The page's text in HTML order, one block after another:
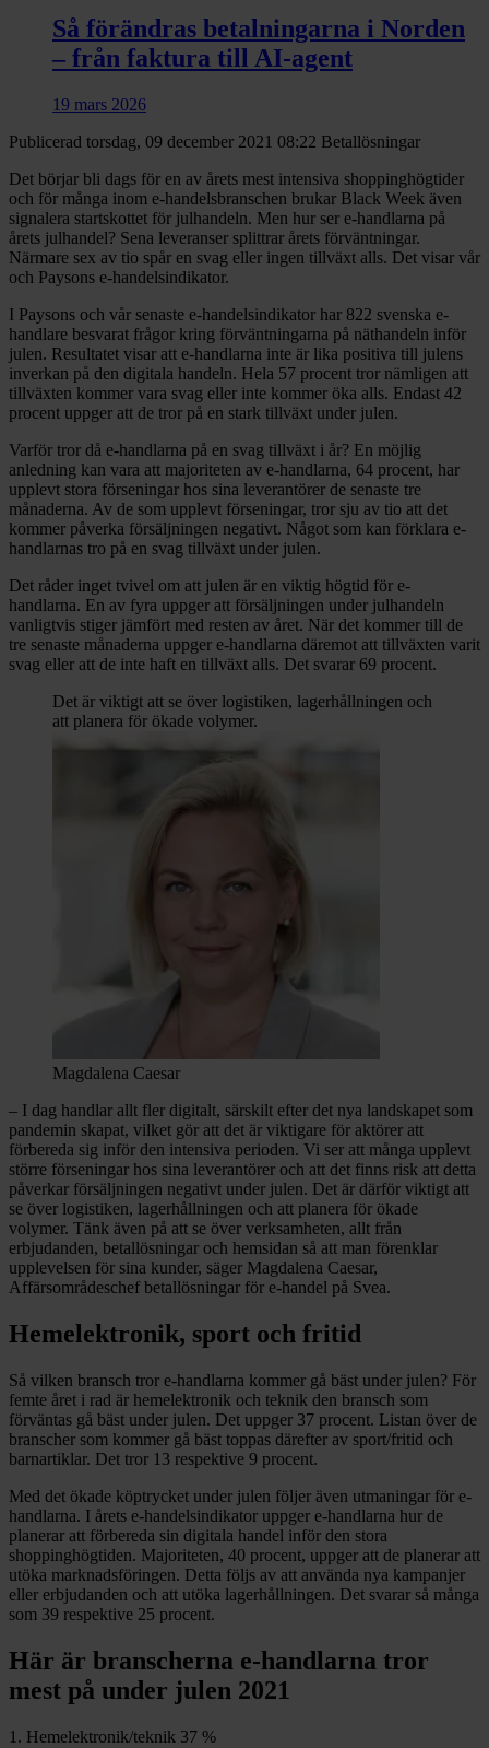
Så förändras betalningarna i Norden
– från faktura till AI-agent
19 mars 2026
Publicerad torsdag, 09 december 2021 08:22 Betallösningar
Det börjar bli dags för en av årets mest intensiva shoppinghögtider
och för många inom e-handelsbranschen brukar Black Week även
signalera startskottet för julhandeln. Men hur ser e-handlarna på
årets julhandel? Sena leveranser splittrar årets förväntningar.
Närmare sex av tio spår en svag eller ingen tillväxt alls. Det visar vår
och Paysons e‑handelsindikator.
I Paysons och vår senaste e-handelsindikator har 822 svenska e-
handlare besvarat frågor kring förväntningarna på näthandeln inför
julen. Resultatet visar att e-handlarna inte är lika positiva till julens
inverkan på den digitala handeln. Hela 57 procent tror nämligen att
tillväxten kommer vara svag eller inte kommer öka alls. Endast 42
procent uppger att de tror på en stark tillväxt under julen.
Varför tror då e-handlarna på en svag tillväxt i år? En möjlig
anledning kan vara att majoriteten av e-handlarna, 64 procent, har
upplevt stora förseningar hos sina leverantörer de senaste tre
månaderna. Av de som upplevt förseningar, tror sju av tio att det
kommer påverka försäljningen negativt. Något som kan förklara e-
handlarnas tro på en svag tillväxt under julen.
Det råder inget tvivel om att julen är en viktig högtid för e-
handlarna. En av fyra uppger att försäljningen under julhandeln
vanligtvis stiger jämfört med resten av året. När det kommer till de
tre senaste månaderna uppger e-handlarna däremot att tillväxten varit
svag eller att de inte haft en tillväxt alls. Det svarar 69 procent.
Det är viktigt att se över logistiken, lagerhållningen och
att planera för ökade volymer.
Magdalena Caesar
– I dag handlar allt fler digitalt, särskilt efter det nya landskapet som
pandemin skapat, vilket gör att det är viktigare för aktörer att
förbereda sig inför den intensiva perioden. Vi ser att många upplevt
större förseningar hos sina leverantörer och att det finns risk att detta
påverkar försäljningen negativt under julen. Det är därför viktigt att
se över logistiken, lagerhållningen och att planera för ökade
volymer. Tänk även på att se över verksamheten, allt från
erbjudanden, betallösningar och hemsidan så att man förenklar
upplevelsen för sina kunder, säger Magdalena Caesar,
Affärsområdeschef betallösningar för e-handel på Svea.
Hemelektronik, sport och fritid
Så vilken bransch tror e-handlarna kommer gå bäst under julen? För
femte året i rad är hemelektronik och teknik den bransch som
förväntas gå bäst under julen. Det uppger 37 procent. Listan över de
branscher som kommer gå bäst toppas därefter av sport/fritid och
barnartiklar. Det tror 13 respektive 9 procent.
Med det ökade köptrycket under julen följer även utmaningar för e-
handlarna. I årets e-handelsindikator uppger e-handlarna hur de
planerar att förbereda sin digitala handel inför den stora
shoppinghögtiden. Majoriteten, 40 procent, uppger att de planerar att
utöka marknadsföringen. Detta följs av att använda nya kampanjer
eller erbjudanden och att utöka lagerhållningen. Det svarar så många
som 39 respektive 25 procent.
Här är branscherna e-handlarna tror
mest på under julen 2021
1. Hemelektronik/teknik 37 %